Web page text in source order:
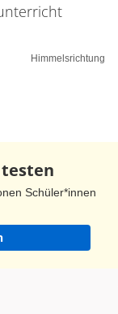
Himmelsrichtungen
testen
Schüler*innen